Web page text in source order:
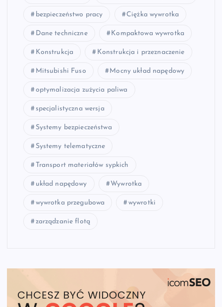
bezpieczeństwo pracy Ciężka wywrotka
Dane techniczne Kompaktowa wywrotka
Konstrukcja Konstrukcja i przeznaczenie
Mitsubishi Fuso Mocny układ napędowy
optymalizacja zużycia paliwa
specjalistyczna wersja
Systemy bezpieczeństwa
Systemy telematyczne
Transport materiałów sypkich
układ napędowy Wywrotka
wywrotka przegubowa wywrotki
zarządzanie flotą